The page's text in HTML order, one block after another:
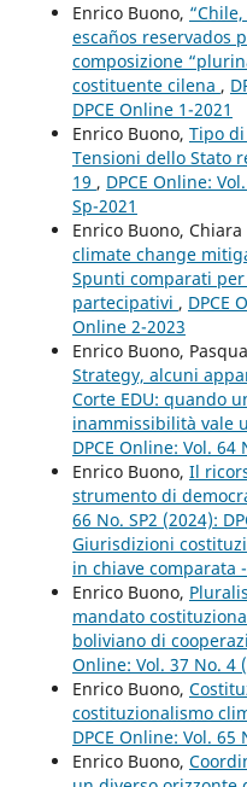
Enrico Buono,
escaños reservados
composizione
costituente cilena ,
DPCE Online 1-2021
Enrico Buono, Tipo
Tensioni dello Stato
19 , DPCE Online:
Sp-2021
Enrico Buono, Chiara
climate change
Spunti comparati
partecipativi , DPCE
Online 2-2023
Enrico Buono,
Strategy, alcuni
Corte EDU: quando
inammissibilità vale
DPCE Online: Vol. 64
Enrico Buono, Il
strumento di
66 No. SP2 (2024):
Giurisdizioni
in chiave comparata
Enrico Buono,
mandato
boliviano di
Online: Vol. 37 No. 4
Enrico Buono,
costituzionalismo
DPCE Online: Vol. 65
Enrico Buono,